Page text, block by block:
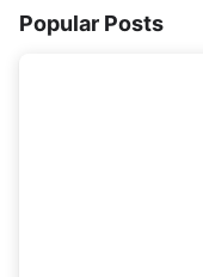
Popular Posts